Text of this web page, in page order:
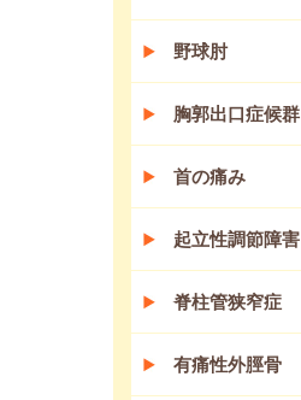
野球肘
胸郭出口症候群
首の痛み
起立性調節障害
脊柱管狭窄症
有痛性外脛骨